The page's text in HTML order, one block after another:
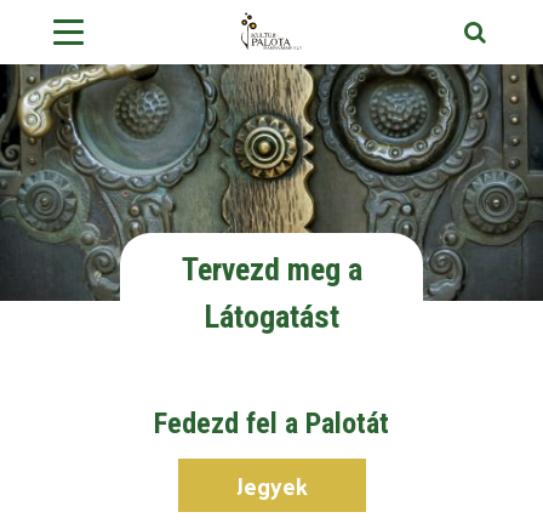
Tervezd meg a
Látogatást
Fedezd fel a Palotát
Jegyek